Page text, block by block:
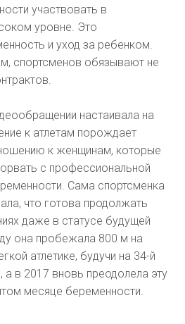
участвовать в
уровне. Это
и уход за ребенком.
спортсменов обязывают не
настаивала на
к атлетам порождает
к женщинам, которые
с профессиональной
Сама спортсменка
что готова продолжать
даже в статусе будущей
она пробежала 800 м на
атлетике, будучи на 34-й
а в 2017 вновь преодолела эту
месяце беременности.